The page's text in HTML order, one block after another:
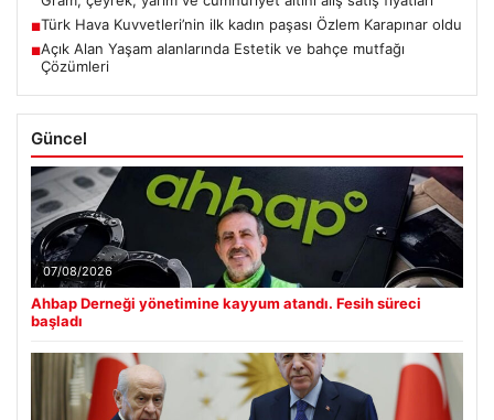
■Türk Hava Kuvvetleri’nin ilk kadın paşası Özlem Karapınar oldu
■Açık Alan Yaşam alanlarında Estetik ve bahçe mutfağı
Çözümleri
Güncel
07/08/2026
Ahbap Derneği yönetimine kayyum atandı. Fesih süreci
başladı